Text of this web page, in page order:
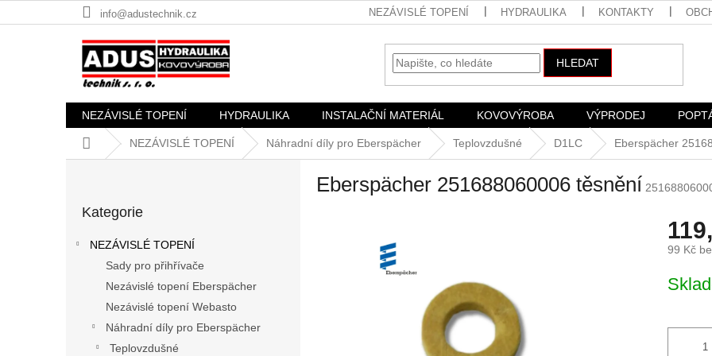
na
info@adustechnik.cz NEZÁVISLÉ TOPENÍ HYDRAULIKA KONTAKTY
HLEDAT
NEZÁVISLÉ TOPENÍ HYDRAULIKA INSTALAČNÍ MATERIÁL KOVOVÝROBA VÝPRODEJ
Domů NEZÁVISLÉ TOPENÍ Náhradní díly pro Eberspächer Teplovzdušné D1LC Eberspächer
kategorie
Kategorie
NEZÁVISLÉ TOPENÍ
Sady pro přihřívače
Nezávislé topení Eberspächer
Nezávislé topení Webasto
Náhradní díly pro Eberspächer
Teplovzdušné
Eberspächer 251688060006 těsnění
99 Kč
cena: